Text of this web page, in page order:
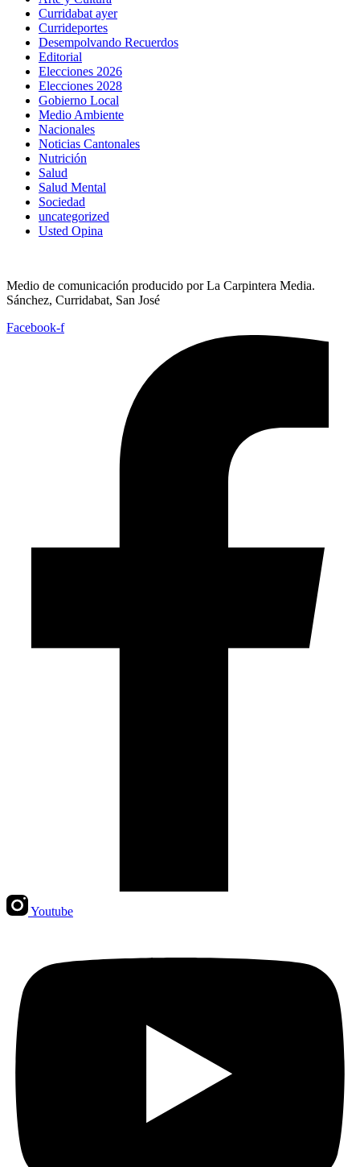
Curridabat ayer
Currideportes
Desempolvando Recuerdos
Editorial
Elecciones 2026
Elecciones 2028
Gobierno Local
Medio Ambiente
Nacionales
Noticias Cantonales
Nutrición
Salud
Salud Mental
Sociedad
uncategorized
Usted Opina
Medio de comunicación producido por La Carpintera Media.
Sánchez, Curridabat, San José
Facebook-f
Youtube